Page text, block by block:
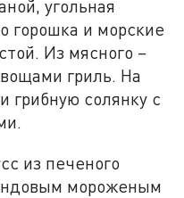
угольная
горошка и морские
Из мясного –
гриль. На
грибную солянку с
из печеного
мороженым